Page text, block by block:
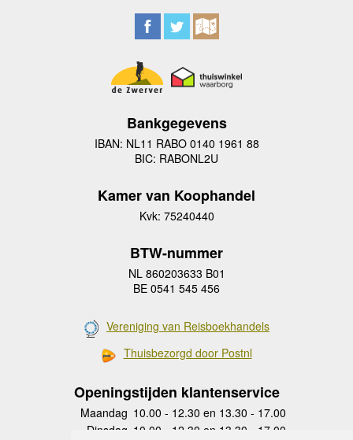
Bankgegevens
IBAN: NL11 RABO 0140 1961 88
BIC: RABONL2U
Kamer van Koophandel
Kvk: 75240440
BTW-nummer
NL 860203633 B01
BE 0541 545 456
Vereniging van Reisboekhandels
Thuisbezorgd door Postnl
Openingstijden klantenservice
Maandag 10.00 - 12.30 en 13.30 - 17.00
Dinsdag 10.00 - 12.30 en 13.30 - 17.00